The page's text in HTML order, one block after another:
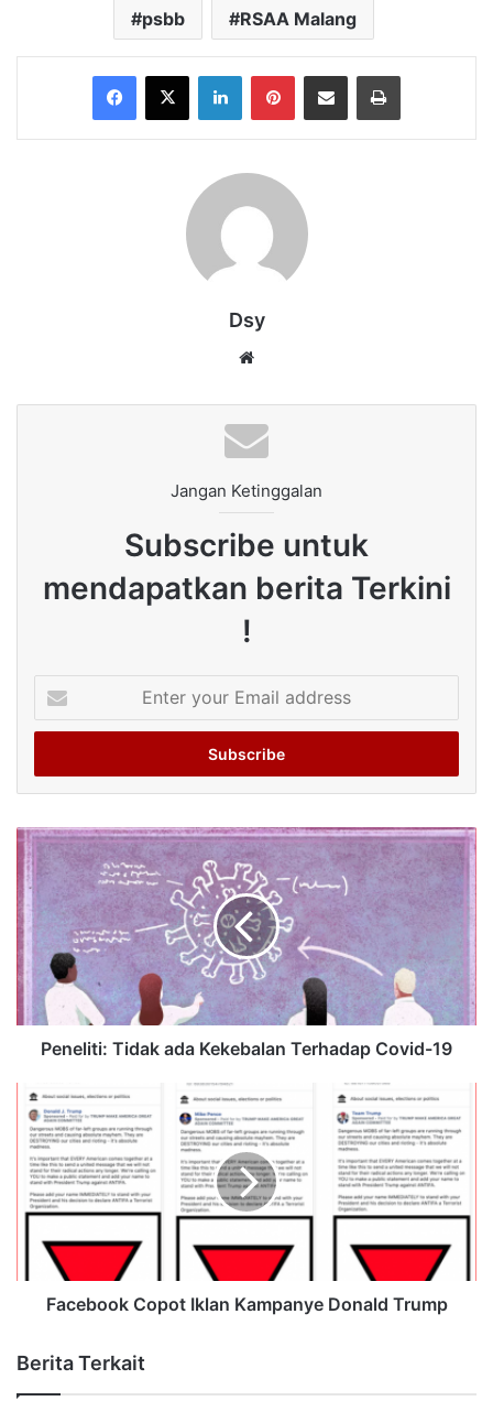
psbb RSAA Malang
Facebook
X LinkedInPinterestShare via Email Print
Dsy
Jangan Ketinggalan
Subscribe untuk
mendapatkan berita Terkini
!
your
Email
Peneliti: Tidak ada Kekebalan Terhadap Covid-19
Facebook Copot Iklan Kampanye Donald Trump
Berita Terkait